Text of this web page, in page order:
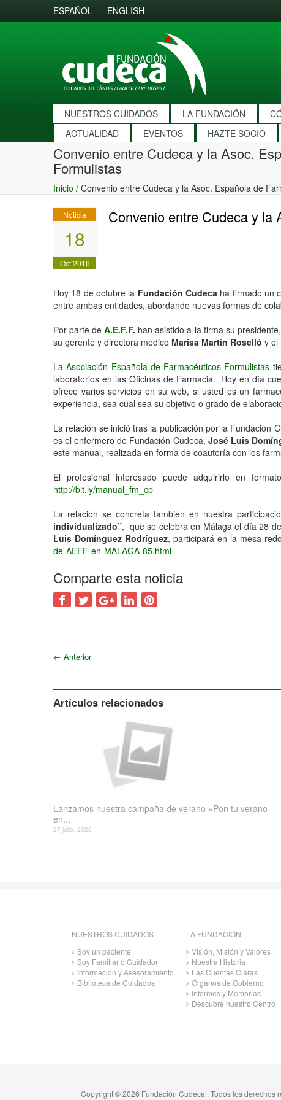
ESPAÑOL ENGLISH
NUESTROS CUIDADOS LA FUNDACIÓN
ACTUALIDAD
EVENTOS HAZTE SOCIO
Convenio entre Cudeca y la Asoc.
Formulistas
Inicio / Convenio entre Cudeca y la Asoc. Española de
Noticia
18
Oct 2016
Convenio entre Cudeca y la
Hoy 18 de octubre la Fundación Cudeca ha firmado un
entre ambas entidades, abordando nuevas formas de
Por parte deA.E.F.F. han asistido a la firma su presidente,
su gerente y directora médico Marisa Martín Roselló y el
LaAsociación Española de Farmacéuticos Formulistas
laboratorios en las Oficinas de Farmacia. Hoy en día
ofrece varios servicios en su web, si usted es un
experiencia, sea cual sea su objetivo o grado de
La relación se inició tras la publicación por la Fundación
es el enfermero de Fundación Cudeca, José Luis
este manual, realizada en forma de coautoría con los
El profesional interesado puede adquirirlo en
http://bit.ly/manual_fm_cp
La relación se concreta también en nuestra
individualizado”, que se celebra en Málaga el día 28
Luis Domínguez Rodríguez, participará en la mesa
de-AEFF-en-MALAGA-85.html
Comparte esta noticia
← Anterior
Artículos relacionados
Lanzamos nuestra campaña de verano «Pon tu verano
en...
27 julio, 2026
NUESTROS CUIDADOS
Soy un paciente
Soy Familiar o Cuidador
Información y Asesoramiento
Biblioteca de Cuidados
LA FUNDACIÓN
Visión, Misión y Valores
Nuestra Historia
Las Cuentas Claras
Órganos de Gobierno
Informes y Memorias
Descubre nuestro Centro
Copyright © 2026 Fundación Cudeca . Todos los derechos